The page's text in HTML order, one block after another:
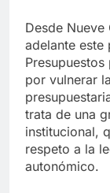
Desde
adelante este
por vulnerar
trata de una
institucional,
respeto a la
autonómico.